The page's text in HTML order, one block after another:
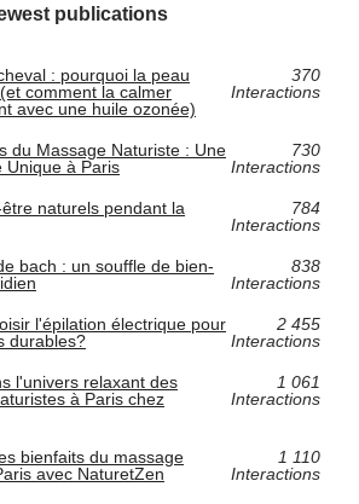
publications
: pourquoi la peau
comment la calmer
avec une huile ozonée)
370
Interactions
du Massage Naturiste : Une
Unique à Paris
730
Interactions
naturels pendant la
784
Interactions
bach : un souffle de bien-
838
Interactions
l'épilation électrique pour
durables?
2 455
Interactions
l'univers relaxant des
à Paris chez
1 061
Interactions
bienfaits du massage
avec NaturetZen
1 110
Interactions